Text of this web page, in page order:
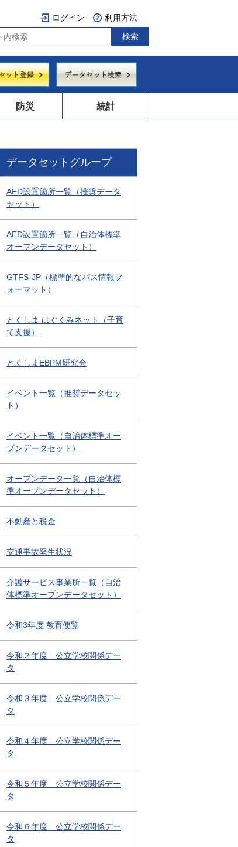
ログイン 利用方法
防災 統計
データセットグループ
AED設置箇所一覧（推奨データ
セット）
AED設置箇所一覧（自治体標準
オープンデータセット）
GTFS-JP（標準的なバス情報フ
ォーマット）
とくしま はぐくみネット（子育
て支援）
とくしまEBPM研究会
イベント一覧（推奨データセッ
ト）
イベント一覧（自治体標準オー
プンデータセット）
オープンデータ一覧（自治体標
準オープンデータセット）
不動産と税金
交通事故発生状況
介護サービス事業所一覧（自治
体標準オープンデータセット）
令和3年度 教育便覧
令和２年度 公立学校関係デー
タ
令和３年度 公立学校関係デー
タ
令和４年度 公立学校関係デー
タ
令和５年度 公立学校関係デー
タ
令和６年度 公立学校関係デー
タ